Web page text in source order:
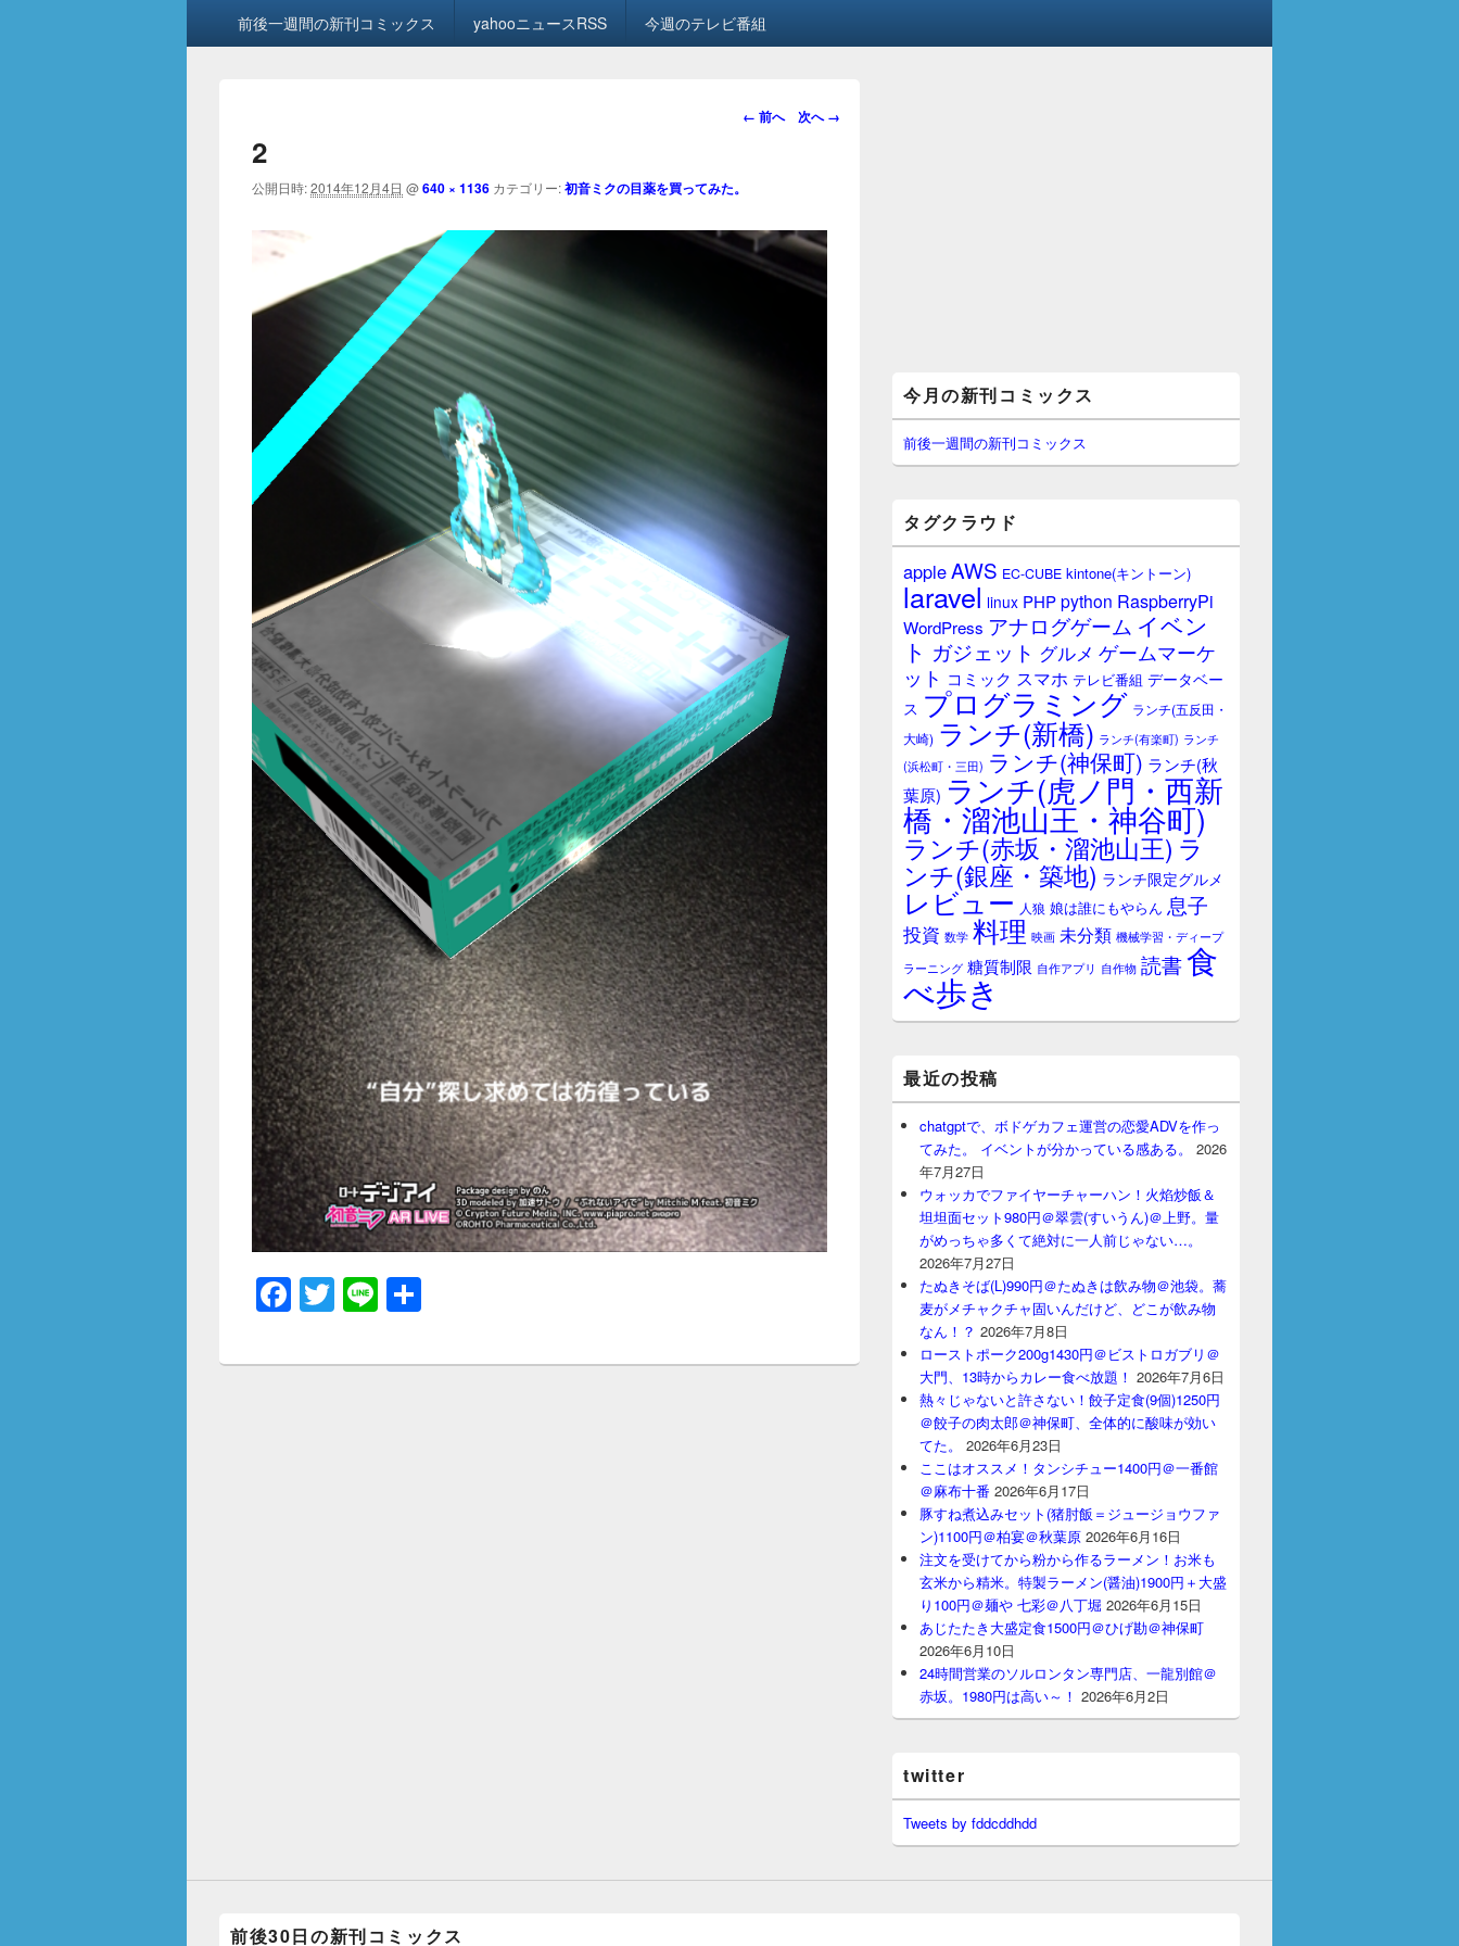
前後一週間の新刊コミックス yahooニュースRSS 今週のテレビ番組
画
ー
シ
← 前へ 次へ →
2
公開日時:2014年12月4日 @640 × 1136 カテゴリー:初音ミクの目薬を買ってみた。
F
a
c
T
wi
tt
Li
n
e
イ
ン
サ
イ
ー
ジ
ッ
ト
今月の新刊コミックス
前後一週間の新刊コミックス
タグクラウド
appleAWS EC-CUBE kintone(キントーン)
laravel linux PHPpython RaspberryPi
WordPress アナログゲーム イベン
ト ガジェット グルメ ゲームマーケ
ット コミック スマホ テレビ番組 データベー
ス プログラミング ランチ(五反田・
大崎) ランチ(新橋) ランチ(有楽町) ランチ
(浜松町・三田) ランチ(神保町) ランチ(秋
葉原) ランチ(虎ノ門・西新
橋・溜池山王・神谷町)
ランチ(赤坂・溜池山王) ラ
ンチ(銀座・築地) ランチ限定グルメ
レビュー 人狼 娘は誰にもやらん 息子
投資 数学 料理 映画 未分類 機械学習・ディープ
ラーニング 糖質制限 自作アプリ 自作物 読書食
べ歩き
最近の投稿
chatgptで、ボドゲカフェ運営の恋愛ADVを作っ
てみた。 イベントが分かっている感ある。
2026
年7月27日
ウォッカでファイヤーチャーハン！火焰炒飯＆
坦坦面セット980円＠翠雲(すいうん)＠上野。量
がめっちゃ多くて絶対に一人前じゃない…。
2026年7月27日
たぬきそば(L)990円＠たぬきは飲み物＠池袋。蕎
麦がメチャクチャ固いんだけど、どこが飲み物
なん！？ 2026年7月8日
ローストポーク200g1430円＠ビストロガブリ＠
大門、13時からカレー食べ放題！ 2026年7月6日
熱々じゃないと許さない！餃子定食(9個)1250円
＠餃子の肉太郎＠神保町、全体的に酸味が効い
てた。
2026年6月23日
ここはオススメ！タンシチュー1400円＠一番館
＠麻布十番 2026年6月17日
豚すね煮込みセット(猪肘飯＝ジュージョウファ
ン)1100円＠柏宴＠秋葉原 2026年6月16日
注文を受けてから粉から作るラーメン！お米も
玄米から精米。特製ラーメン(醤油)1900円＋大盛
り100円＠麺や 七彩＠八丁堀 2026年6月15日
あじたたき大盛定食1500円＠ひげ勘＠神保町
2026年6月10日
24時間営業のソルロンタン専門店、一龍別館＠
赤坂。1980円は高い～！ 2026年6月2日
twitter
Tweets by fddcddhdd
前後30日の新刊コミックス